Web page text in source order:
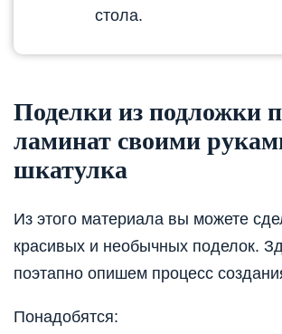
стола.
Поделки из подложки
ламинат своими
шкатулка
Из этого материала вы можете
красивых и необычных поделок.
поэтапно опишем процесс
Понадобятся: